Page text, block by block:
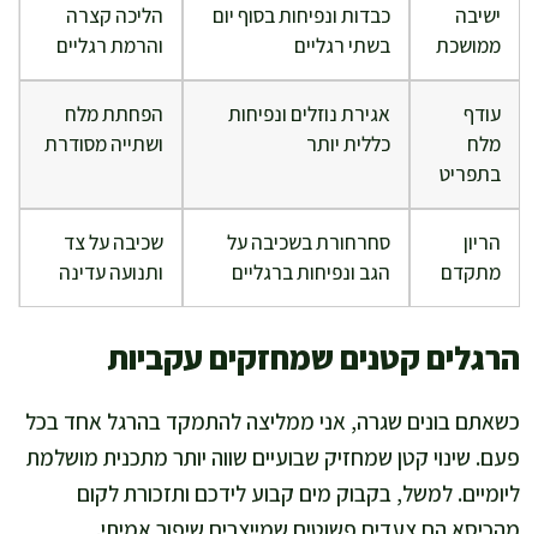
ישיבה
ממושכת
כבדות ונפיחות בסוף יום
בשתי רגליים
הליכה קצרה
והרמת רגליים
עודף
מלח
בתפריט
אגירת נוזלים ונפיחות
כללית יותר
הפחתת מלח
ושתייה מסודרת
הריון
מתקדם
סחרחורת בשכיבה על
הגב ונפיחות ברגליים
שכיבה על צד
ותנועה עדינה
הרגלים קטנים שמחזקים עקביות
כשאתם בונים שגרה, אני ממליצה להתמקד בהרגל אחד בכל
פעם. שינוי קטן שמחזיק שבועיים שווה יותר מתכנית מושלמת
ליומיים. למשל, בקבוק מים קבוע לידכם ותזכורת לקום